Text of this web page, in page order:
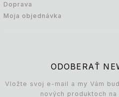
Doprava
Moja objednávka
ODOBERAŤ
Vložte svoj e-mail a my Vám
nových produktoch